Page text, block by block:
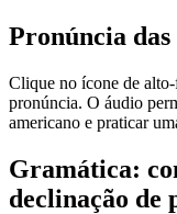
Pronúncia
Clique no ícone de
pronúncia. O áudio
americano e praticar
Gramática:
declinação de